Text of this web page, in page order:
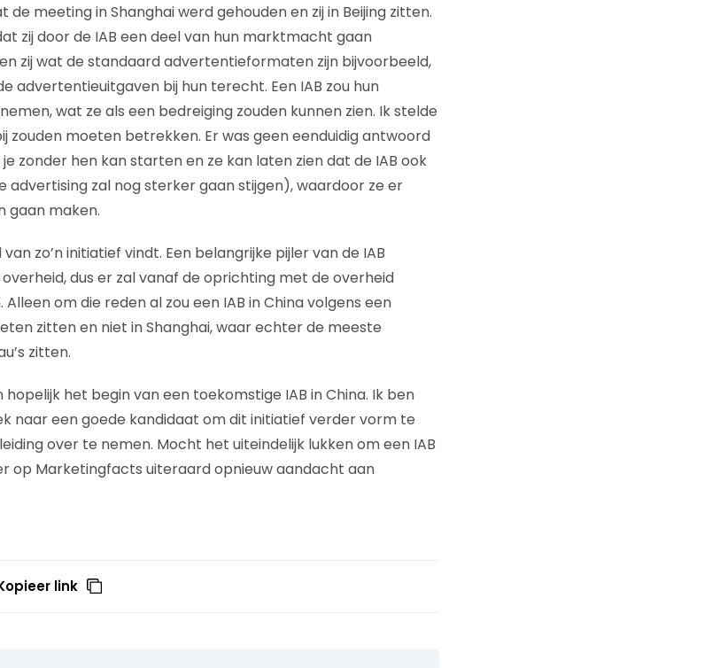
meeting in Shanghai werd gehouden en zij in Beijing zitten.
zij door de IAB een deel van hun marktmacht gaan
zij wat de standaard advertentieformaten zijn bijvoorbeeld,
advertentieuitgaven bij hun terecht. Een IAB zou hun
wat ze als een bedreiging zouden kunnen zien. Ik stelde
zouden moeten betrekken. Er was geen eenduidig antwoord
zonder hen kan starten en ze kan laten zien dat de IAB ook
advertising zal nog sterker gaan stijgen), waardoor ze er
gaan maken.
zo’n initiatief vindt. Een belangrijke pijler van de IAB
dus er zal vanaf de oprichting met de overheid
om die reden al zou een IAB in China volgens een
zitten en niet in Shanghai, waar echter de meeste
zitten.
het begin van een toekomstige IAB in China. Ik ben
naar een goede kandidaat om dit initiatief verder vorm te
over te nemen. Mocht het uiteindelijk lukken om een IAB
op Marketingfacts uiteraard opnieuw aandacht aan
link